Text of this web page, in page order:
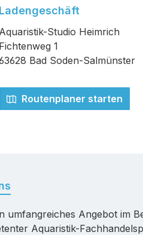
Ladengeschäft
Aquaristik-Studio Heimrich
Fichtenweg 1
Bad Soden-Salmünster
Routenplaner starten
Angebot im
Aquaristik-